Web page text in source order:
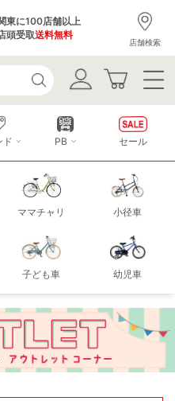
東に100店舗以上
頭受取送料無料
店舗検索
ママチャリ 小径車
子ども車 幼児車
ド PB セール